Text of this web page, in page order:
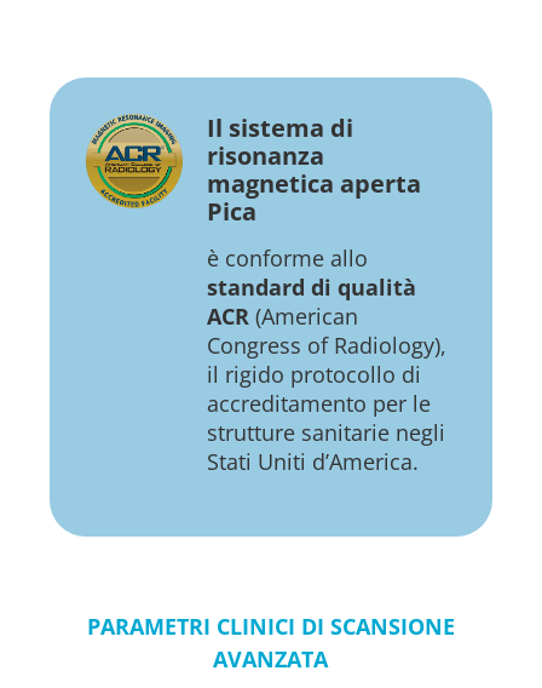
Il sistema di
risonanza
magnetica aperta
Pica
è conforme allo
standard di qualità
ACR (American
Congress of Radiology),
il rigido protocollo di
accreditamento per le
strutture sanitarie negli
Stati Uniti d’America.
PARAMETRI CLINICI DI SCANSIONE
AVANZATA